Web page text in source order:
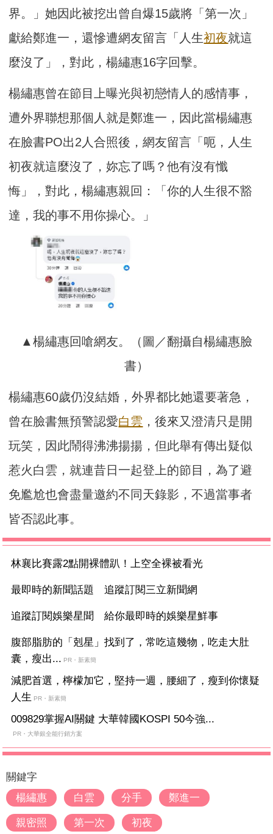
界。」她因此被挖出曾自爆15歲將「第一次」
獻給鄭進一，還慘遭網友留言「人生初夜就這
麼沒了」，對此，楊繡惠16字回擊。
楊繡惠曾在節目上曝光與初戀情人的感情事，
遭外界聯想那個人就是鄭進一，因此當楊繡惠
在臉書PO出2人合照後，網友留言「呃，人生
初夜就這麼沒了，妳忘了嗎？他有沒有懺
悔」，對此，楊繡惠親回：「你的人生很不豁
達，我的事不用你操心。」
▲楊繡惠回嗆網友。（圖／翻攝自楊繡惠臉
書）
楊繡惠60歲仍沒結婚，外界都比她還要著急，
曾在臉書無預警認愛白雲 ，後來又澄清只是開
玩笑，因此鬧得沸沸揚揚，但此舉有傳出疑似
惹火白雲，就連昔日一起登上的節目，為了避
免尷尬也會盡量邀約不同天錄影，不過當事者
皆否認此事。
林襄比賽露2點開裸體趴！上空全裸被看光
最即時的新聞話題 追蹤訂閱三立新聞網
追蹤訂閱娛樂星聞 給你最即時的娛樂星鮮事
腹部脂肪的「剋星」找到了，常吃這幾物，吃走大肚
囊，瘦出... PR・新素簡
減肥首選，檸檬加它，堅持一週，腰細了，瘦到你懷疑
人生
PR・新素簡
009829掌握AI關鍵 大華韓國KOSPI 50今強...
PR・大華銀全能行銷方案
關鍵字
楊繡惠
白雲 分手 鄭進一
親密照 第一次 初夜